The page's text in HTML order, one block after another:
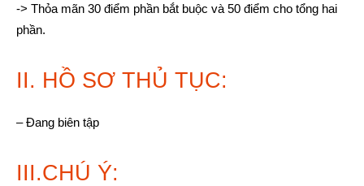
-> Thỏa mãn 30 điểm phần bắt buộc và 50 điểm cho tổng hai
phần.
II. HỒ SƠ THỦ TỤC:
– Đang biên tập
III.CHÚ Ý: